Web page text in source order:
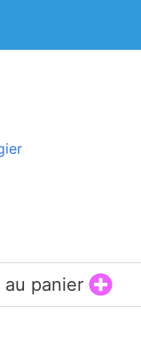
au panier